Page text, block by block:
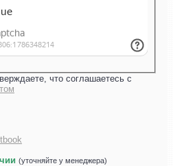
что соглашаетесь с
(уточняйте у менеджера)